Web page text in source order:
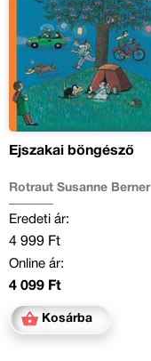
Éjszakai böngésző
Rotraut Susanne Berner
Eredeti ár:
4 999 Ft
Online ár:
4 099 Ft
Kosárba